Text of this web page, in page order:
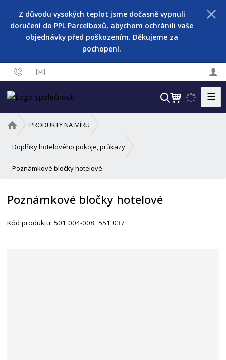
Z důvodu vysokých teplot jsme dočasně vypnuli
doručení do PPL Parcelboxů, abychom ochránili vaše
objednávky před poškozením. Děkujeme za
pochopení.
V
☰
v
o
n
t
a
PRODUKTY NA MÍRU
Doplňky hotelového pokoje, průkazy
Poznámkové bločky hotelové
Poznámkové bločky hotelové
Kód produktu: 501 004-008, 551 037